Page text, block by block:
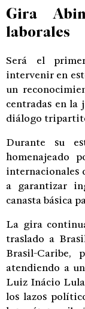
Gira
laborales
Será el
intervenir en
un
centradas en
diálogo
Durante su
homenajeado
internacionales
a garantizar
canasta básica
La gira
traslado a
Brasil-Caribe,
atendiendo a
Luiz Inácio
los lazos